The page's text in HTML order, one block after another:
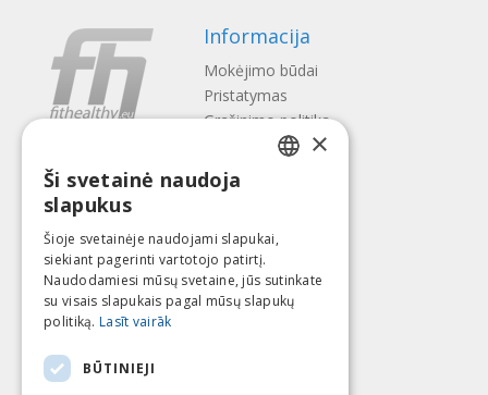
Informacija
Mokėjimo būdai
Pristatymas
Gražinimo politika
Apie mus
Kontaktai
Privatumo politika
Sekite mus Surask mus
Mokėti su
LITHUANIAN
ESTONIAN
×
Ši svetainė naudoja
slapukus
Šioje svetainėje naudojami slapukai,
siekiant pagerinti vartotojo patirtį.
Naudodamiesi mūsų svetaine, jūs sutinkate
su visais slapukais pagal mūsų slapukų
politiką. Lasīt vairāk
BŪTINIEJI